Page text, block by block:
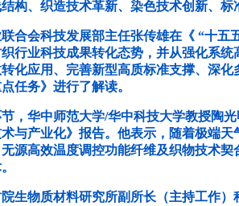
构、织造技术革新、染色技术创新、
合会科技发展部主任张传雄在《 “十五
行业科技成果转化态势，并从强化系
化应用、完善新型高质标准支撑、深
任务》进行了解读。
，华中师范大学/华中科技大学教授陶
与产业化》报告。他表示，随着极端
源高效温度调控功能纤维及织物技术
生物质材料研究所副所长（主持工作